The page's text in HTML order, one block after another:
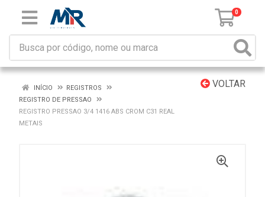
0
VOLTAR
INÍCIO
REGISTROS
REGISTRO DE PRESSAO
REGISTRO PRESSAO 3/4 1416 ABS CROM C31 REAL
METAIS